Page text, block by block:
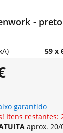
-
59 x
garantido
Itens restantes:
aprox. 20/